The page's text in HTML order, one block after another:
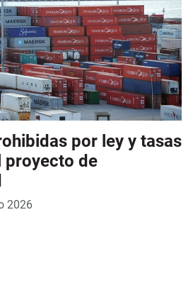
por ley y tasas
proyecto de
2026